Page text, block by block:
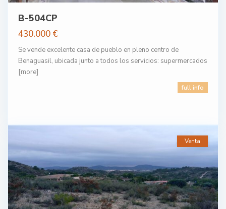
B-504CP
430.000 €
Se vende excelente casa de pueblo en pleno centro de
Benaguasil, ubicada junto a todos los servicios: supermercados
[more]
full info
Venta